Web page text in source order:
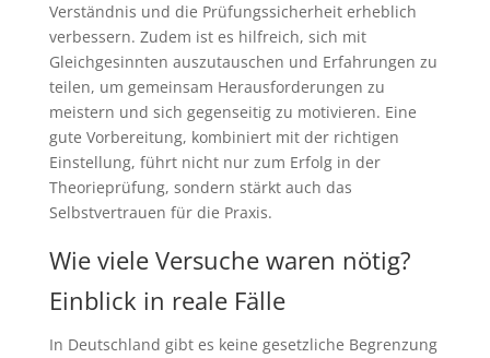
Verständnis und die Prüfungssicherheit erheblich
verbessern. Zudem ist es hilfreich, sich mit
Gleichgesinnten auszutauschen und Erfahrungen zu
teilen, um gemeinsam Herausforderungen zu
meistern und sich gegenseitig zu motivieren. Eine
gute Vorbereitung, kombiniert mit der richtigen
Einstellung, führt nicht nur zum Erfolg in der
Theorieprüfung, sondern stärkt auch das
Selbstvertrauen für die Praxis.
Wie viele Versuche waren nötig?
Einblick in reale Fälle
In Deutschland gibt es keine gesetzliche Begrenzung